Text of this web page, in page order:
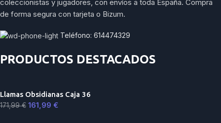
coleccionistas y jugadores, con envíos a toda España. Compra
de forma segura con tarjeta o Bizum.
Teléfono: 614474329
PRODUCTOS DESTACADOS
Llamas Obsidianas Caja 36
171,99€ 161,99 €